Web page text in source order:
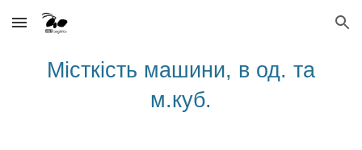
Skip to main content Skip to navigation
Місткість машини, в од. та
м.куб.